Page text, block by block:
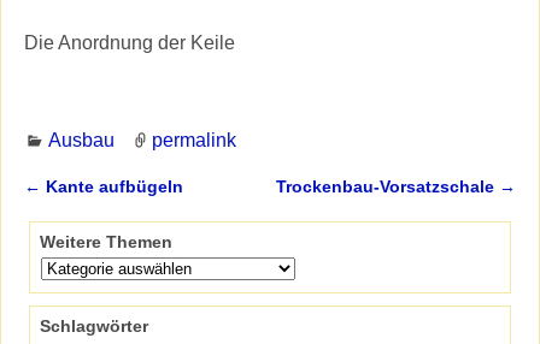
Die Anordnung der Keile
Ausbau permalink
← Kante aufbügeln Trockenbau-Vorsatzschale →
Weitere Themen
Schlagwörter